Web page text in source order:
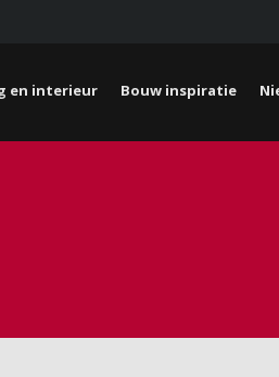
en interieur Bouw inspiratie